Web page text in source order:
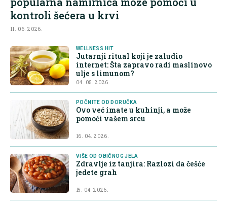
kontroli šećera u krvi
11. 06. 2026.
WELLNESS HIT
Jutarnji ritual koji je zaludio
internet: Šta zapravo radi maslinovo
ulje s limunom?
04. 05. 2026.
POČNITE OD DORUČKA
Ovo već imate u kuhinji, a može
pomoći vašem srcu
16. 04. 2026.
VIŠE OD OBIČNOG JELA
Zdravlje iz tanjira: Razlozi da češće
jedete grah
15. 04. 2026.